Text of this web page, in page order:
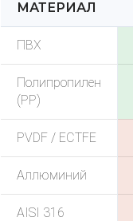
МАТЕРИАЛ
ПВХ
Полипропилен
(PP)
PVDF / ECTFE
Аллюминий
AISI 316